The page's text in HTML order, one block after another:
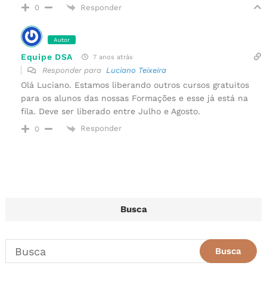
0 Responder
Autor
Equipe DSA 7 anos atrás
Responder para Luciano Teixeira
Olá Luciano. Estamos liberando outros cursos gratuitos
para os alunos das nossas Formações e esse já está na
fila. Deve ser liberado entre Julho e Agosto.
0 Responder
Busca